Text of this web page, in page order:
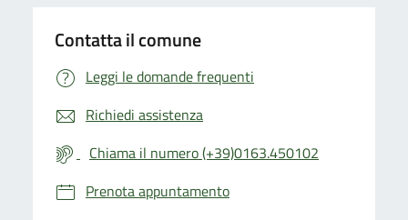
Contatta il comune
Leggi le domande frequenti
Richiedi assistenza
Chiama il numero (+39)0163.450102
Prenota appuntamento